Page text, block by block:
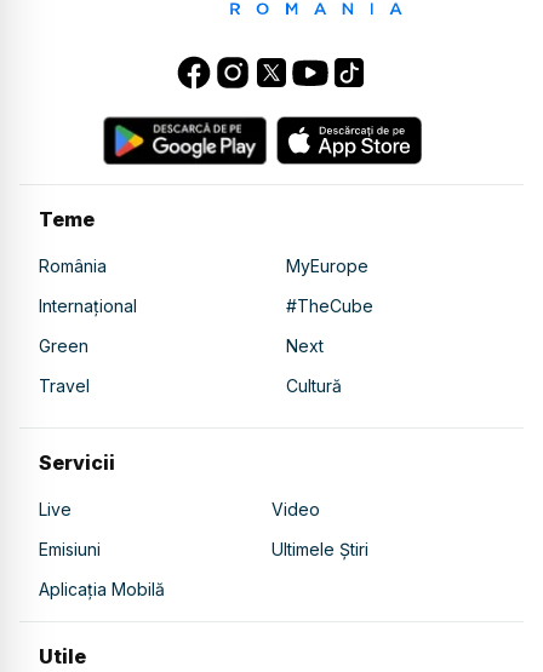
Teme
România
MyEurope
Internațional
#TheCube
Green
Next
Travel
Cultură
Servicii
Live
Video
Emisiuni
Ultimele Știri
Aplicația Mobilă
Utile